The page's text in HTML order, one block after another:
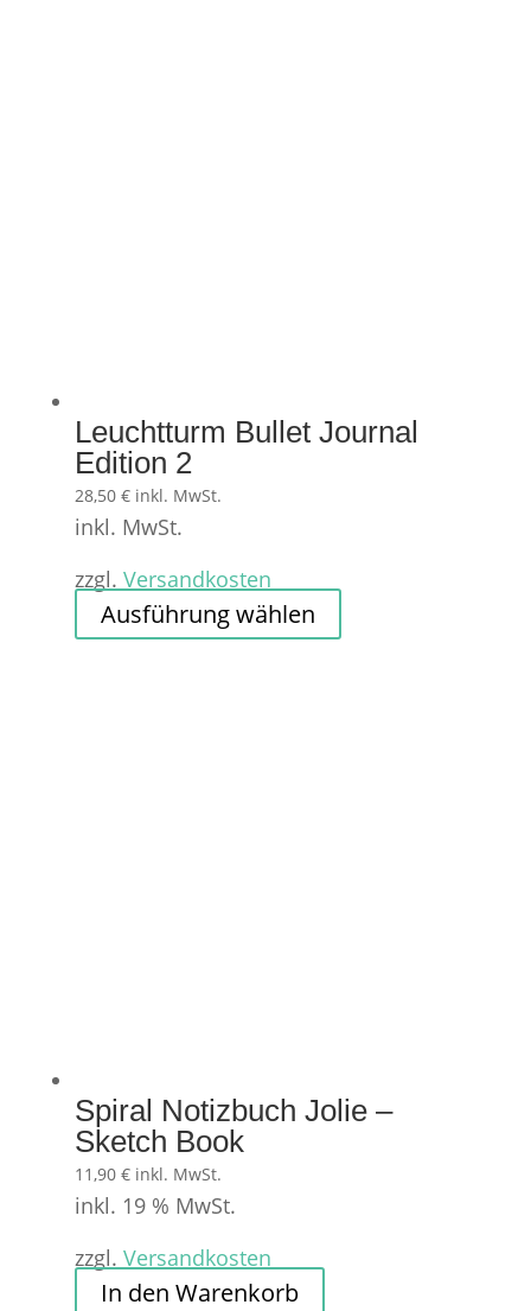
Leuchtturm Bullet Journal
Edition 2
28,50 € inkl. MwSt.
inkl. MwSt.
zzgl. Versandkosten
Ausführung wählen
Produkt
Spiral Notizbuch Jolie –
Sketch Book
11,90 € inkl. MwSt.
inkl. 19 % MwSt.
zzgl. Versandkosten
In den Warenkorb